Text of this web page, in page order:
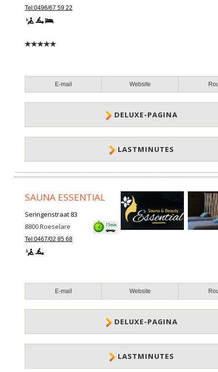
Tel:0496/67 59 22
E-mail Website
DELUXE-PAGINA
LASTMINUTES
SAUNA ESSENTIAL
Seringenstraat 83
8800Roeselare
Tel:0467/02 85 68
E-mail Website
DELUXE-PAGINA
LASTMINUTES